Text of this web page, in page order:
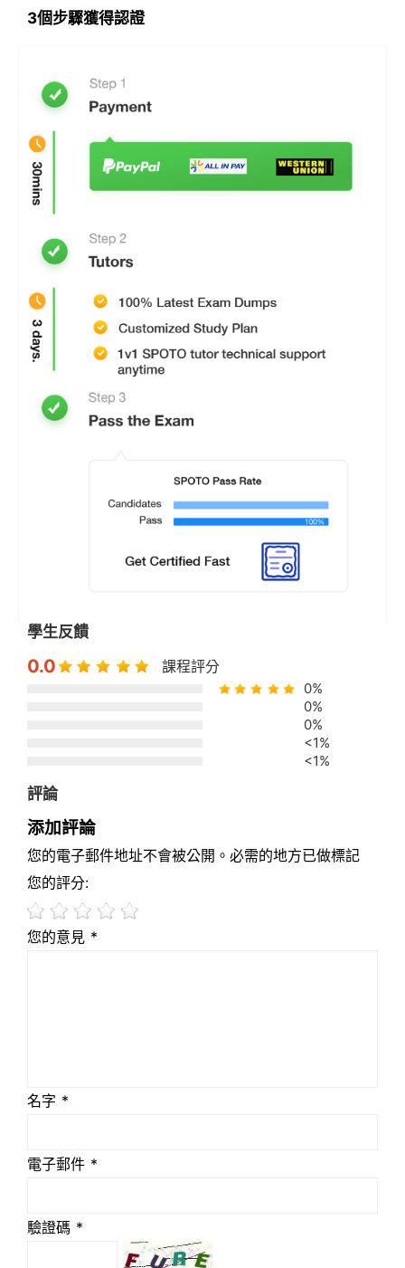
3個步驟獲得認證
學生反饋
0.0 課程評分
0%
0%
0%
<1%
<1%
評論
添加評論
您的電子郵件地址不會被公開。必需的地方已做標記
您的評分:
您的意見 *
名字 *
電子郵件 *
驗證碼 *